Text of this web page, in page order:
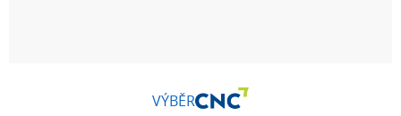
VÝBĚR